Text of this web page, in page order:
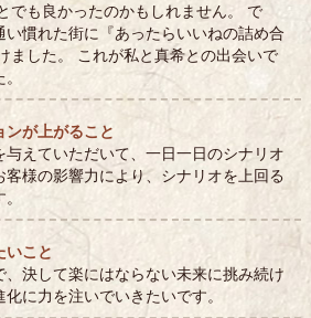
でも良かったのかもしれません。 で
い慣れた街に『あったらいいねの詰め合
ました。 これが私と真希との出会いで
ンが上がること
えていただいて、一日一日のシナリオ
様の影響力により、シナリオを上回る
いこと
決して楽にはならない未来に挑み続け
に力を注いでいきたいです。